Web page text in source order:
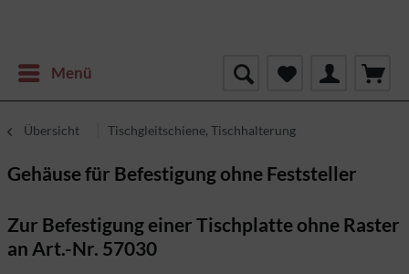
Menü
Übersicht Tischgleitschiene, Tischhalterung
Gehäuse für Befestigung ohne Feststeller
Zur Befestigung einer Tischplatte ohne Raster
an Art.-Nr. 57030